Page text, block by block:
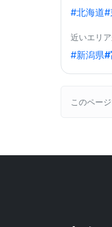
#北海道#
近いエリ
#新潟県#
このペー